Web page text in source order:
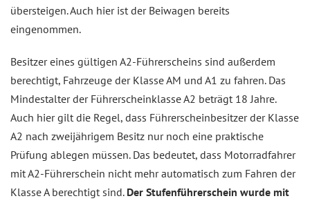
übersteigen. Auch hier ist der Beiwagen bereits
eingenommen.
Besitzer eines gültigen A2-Führerscheins sind außerdem
berechtigt, Fahrzeuge der Klasse AM und A1 zu fahren. Das
Mindestalter der Führerscheinklasse A2 beträgt 18 Jahre.
Auch hier gilt die Regel, dass Führerscheinbesitzer der Klasse
A2 nach zweijährigem Besitz nur noch eine praktische
Prüfung ablegen müssen. Das bedeutet, dass Motorradfahrer
mit A2-Führerschein nicht mehr automatisch zum Fahren der
Klasse A berechtigt sind. Der Stufenführerschein wurde mit